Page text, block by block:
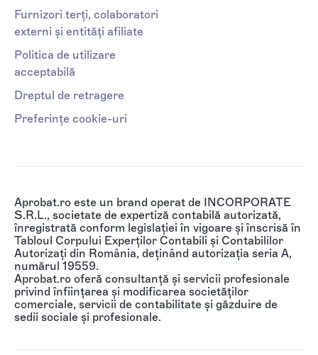
Furnizori terți, colaboratori
externi și entități afiliate
Politica de utilizare
acceptabilă
Dreptul de retragere
Preferințe cookie-uri
Aprobat.ro este un brand operat de INCORPORATE
S.R.L., societate de expertiză contabilă autorizată,
înregistrată conform legislației în vigoare și înscrisă în
Tabloul Corpului Experților Contabili și Contabililor
Autorizați din România, deținând autorizația seria A,
numărul 19559.
Aprobat.ro oferă consultanță și servicii profesionale
privind înființarea și modificarea societăților
comerciale, servicii de contabilitate și găzduire de
sedii sociale și profesionale.